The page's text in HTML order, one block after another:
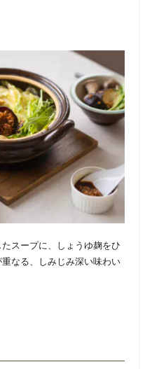
スープに、しょうゆ麹をひ
なる、しみじみ深い味わい